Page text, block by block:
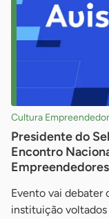
Cultura
Presidente do
Encontro
Empreendedores
Evento vai debater
instituição